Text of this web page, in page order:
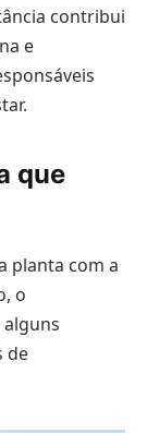
contribui
e
que
planta com a
o
de